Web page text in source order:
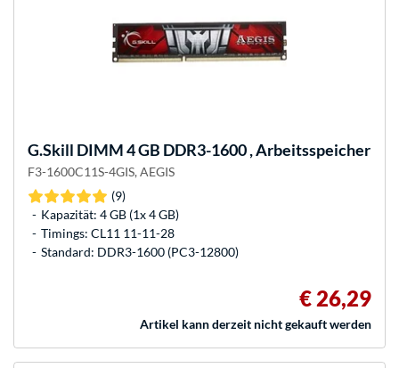
G.Skill DIMM 4 GB DDR3-1600 , Arbeitsspeicher
F3-1600C11S-4GIS, AEGIS
(9)
Kapazität: 4 GB (1x 4 GB)
Timings: CL11 11-11-28
Standard: DDR3-1600 (PC3-12800)
€ 26,29
Artikel kann derzeit nicht gekauft werden